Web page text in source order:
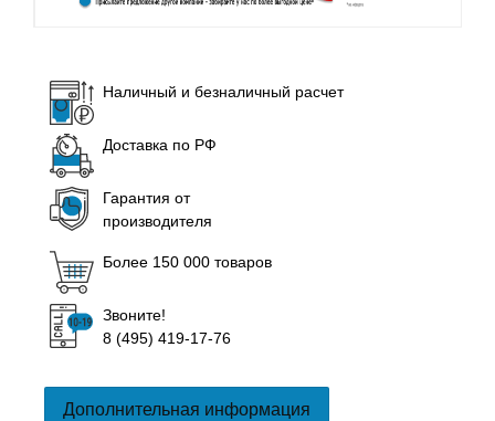
Наличный и безналичный расчет
Доставка по РФ
Гарантия от
производителя
Более 150 000 товаров
Звоните!
8 (495) 419-17-76
Дополнительная информация